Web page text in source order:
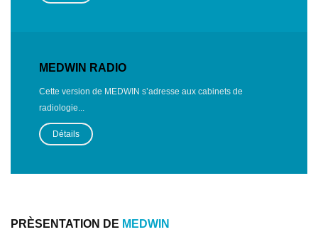
MEDWIN RADIO
Cette version de MEDWIN s’adresse aux cabinets de
radiologie...
Détails
PRÈSENTATION DE MEDWIN